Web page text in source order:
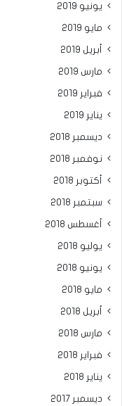
يونيو 2019
مايو 2019
أبريل 2019
مارس 2019
فبراير 2019
يناير 2019
ديسمبر 2018
نوفمبر 2018
أكتوبر 2018
سبتمبر 2018
أغسطس 2018
يوليو 2018
يونيو 2018
مايو 2018
أبريل 2018
مارس 2018
فبراير 2018
يناير 2018
ديسمبر 2017